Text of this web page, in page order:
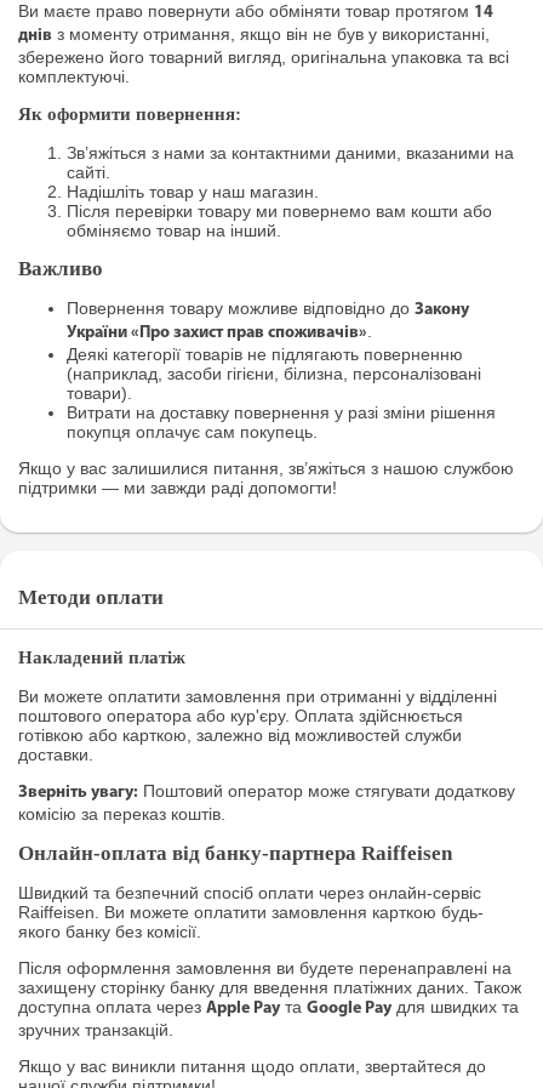
Ви маєте право повернути або обміняти товар протягом 14
днів з моменту отримання, якщо він не був у використанні,
збережено його товарний вигляд, оригінальна упаковка та всі
комплектуючі.
Як оформити повернення:
Зв’яжіться з нами за контактними даними, вказаними на
сайті.
Надішліть товар у наш магазин.
Після перевірки товару ми повернемо вам кошти або
обміняємо товар на інший.
Важливо
Повернення товару можливе відповідно до Закону
України «Про захист прав споживачів».
Деякі категорії товарів не підлягають поверненню
(наприклад, засоби гігієни, білизна, персоналізовані
товари).
Витрати на доставку повернення у разі зміни рішення
покупця оплачує сам покупець.
Якщо у вас залишилися питання, зв’яжіться з нашою службою
підтримки — ми завжди раді допомогти!
Методи оплати
Накладений платіж
Ви можете оплатити замовлення при отриманні у відділенні
поштового оператора або кур'єру. Оплата здійснюється
готівкою або карткою, залежно від можливостей служби
доставки.
Зверніть увагу: Поштовий оператор може стягувати додаткову
комісію за переказ коштів.
Онлайн-оплата від банку-партнера Raiffeisen
Швидкий та безпечний спосіб оплати через онлайн-сервіс
Raiffeisen. Ви можете оплатити замовлення карткою будь-
якого банку без комісії.
Після оформлення замовлення ви будете перенаправлені на
захищену сторінку банку для введення платіжних даних. Також
доступна оплата через Apple Pay та Google Pay для швидких та
зручних транзакцій.
Якщо у вас виникли питання щодо оплати, звертайтеся до